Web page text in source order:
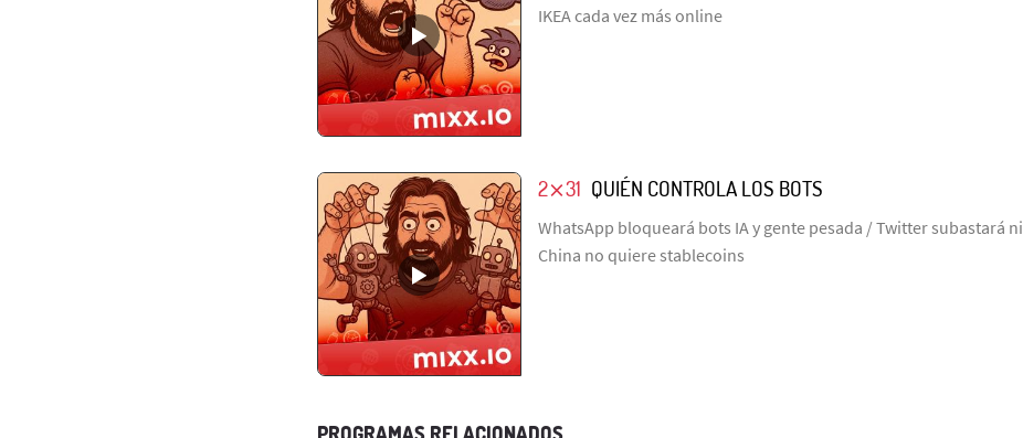
IKEA cada vez más online
2⨯31 QUIÉN CONTROLA LOS BOTS
WhatsApp bloqueará bots IA y gente pesada / Twitter subastará
China no quiere stablecoins